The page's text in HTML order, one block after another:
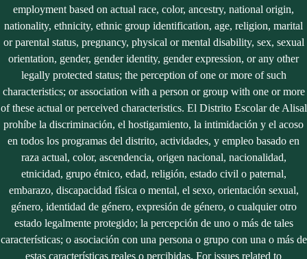
employment based on actual race, color, ancestry, national origin,
nationality, ethnicity, ethnic group identification, age, religion, marital
or parental status, pregnancy, physical or mental disability, sex, sexual
orientation, gender, gender identity, gender expression, or any other
legally protected status; the perception of one or more of such
characteristics; or association with a person or group with one or more
of these actual or perceived characteristics. El Distrito Escolar de Alisal
prohíbe la discriminación, el hostigamiento, la intimidación y el acoso
en todos los programas del distrito, actividades, y empleo basado en
raza actual, color, ascendencia, origen nacional, nacionalidad,
etnicidad, grupo étnico, edad, religión, estado civil o paternal,
embarazo, discapacidad física o mental, el sexo, orientación sexual,
género, identidad de género, expresión de género, o cualquier otro
estado legalmente protegido; la percepción de uno o más de tales
características; o asociación con una persona o grupo con una o más de
estas características reales o percibidas. For issues related to